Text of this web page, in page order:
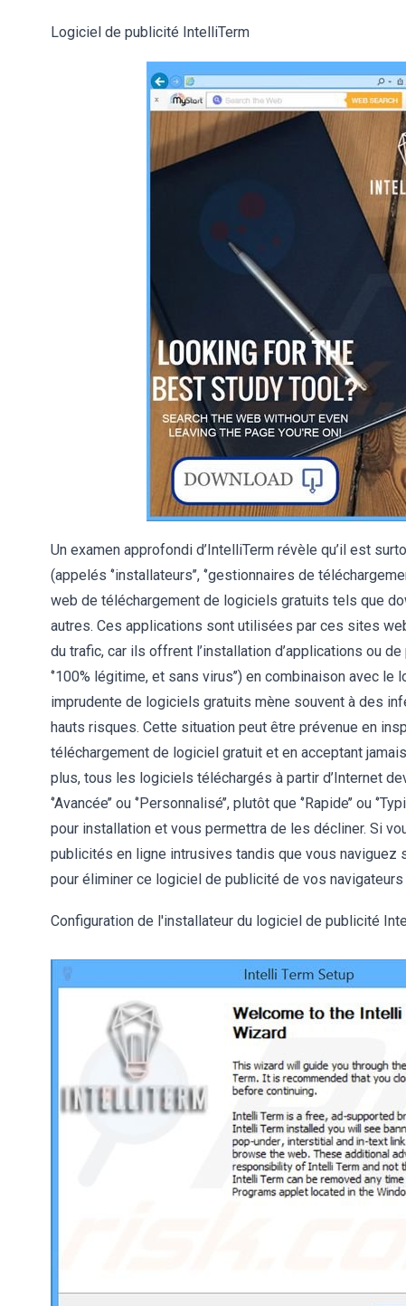
Logiciel de publicité IntelliTerm
Un examen approfondi d’IntelliTerm révèle qu’il est
(appelés ‘’installateurs’’, ‘’gestionnaires de
web de téléchargement de logiciels gratuits tels que
autres. Ces applications sont utilisées par ces sites
du trafic, car ils offrent l’installation d’applications ou
‘’100% légitime, et sans virus’’) en combinaison avec
imprudente de logiciels gratuits mène souvent à des
hauts risques. Cette situation peut être prévenue en
téléchargement de logiciel gratuit et en acceptant
plus, tous les logiciels téléchargés à partir d’Internet
‘’Avancée’’ ou ‘’Personnalisé’’, plutôt que ‘’Rapide’’
pour installation et vous permettra de les décliner. Si
publicités en ligne intrusives tandis que vous
pour éliminer ce logiciel de publicité de vos navigateurs
Configuration de l'installateur du logiciel de publicité